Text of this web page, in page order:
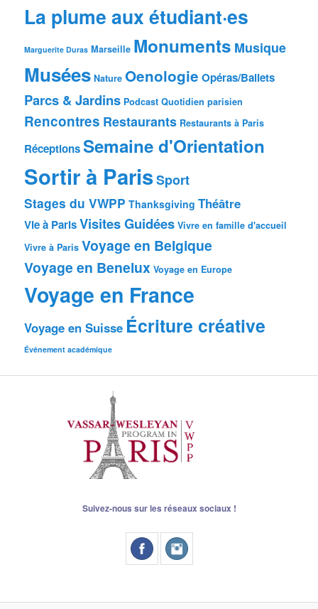
La plume aux étudiant·es
Marguerite Duras Marseille Monuments Musique
Musées Nature Oenologie Opéras/Ballets
Parcs & Jardins Podcast Quotidien parisien
Rencontres Restaurants Restaurants à Paris
RéceptionsSemaine d'Orientation
Sortir à ParisSport
Stages du VWPP Thanksgiving Théâtre
Vie à ParisVisites Guidées Vivre en famille d'accueil
Vivre à Paris Voyage en Belgique
Voyage en Benelux Voyage en Europe
Voyage en France
Voyage en Suisse Écriture créative
Événement académique
Suivez-nous sur les réseaux sociaux !